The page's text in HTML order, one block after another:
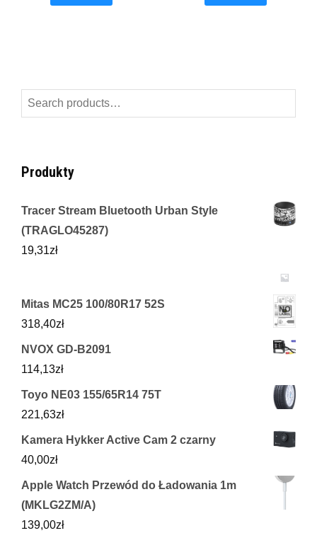
Search
for:
Produkty
Tracer Stream Bluetooth Urban Style
(TRAGLO45287)
19,31zł
Mitas MC25 100/80R17 52S
318,40zł
NVOX GD-B2091
114,13zł
Toyo NE03 155/65R14 75T
221,63zł
Kamera Hykker Active Cam 2 czarny
40,00zł
Apple Watch Przewód do Ładowania 1m
(MKLG2ZM/A)
139,00zł